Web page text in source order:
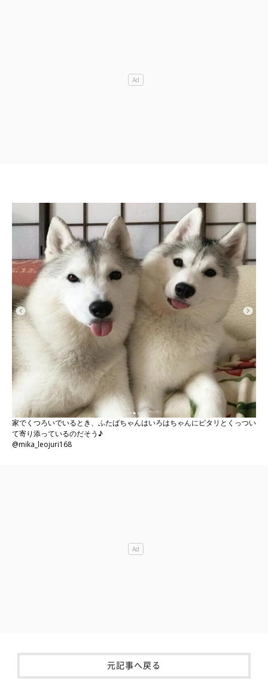
家でくつろいでいるとき、ふたばちゃんはいろはちゃんにピタリとくっつい
て寄り添っているのだそう♪
@mika_leojuri168
元記事へ戻る